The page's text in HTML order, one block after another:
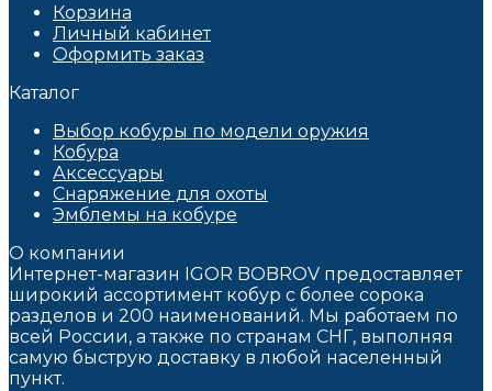
Корзина
Личный кабинет
Оформить заказ
Каталог
Выбор кобуры по модели оружия
Кобура
Аксессуары
Снаряжение для охоты
Эмблемы на кобуре
О компании
Интернет-магазин IGOR BOBROV предоставляет
широкий ассортимент кобур c более сорока
разделов и 200 наименований. Мы работаем по
всей России, а также по странам СНГ, выполняя
самую быструю доставку в любой населенный
пункт.